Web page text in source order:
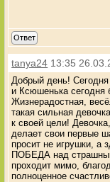
Ответ
tanya24 13:35
Добрый день!
и Ксюшенька сегодня
Жизнерадостная,
такая сильная
к своей цели!
делает свои первые
просит не игрушки, а
ПОБЕДА над
проходит мимо,
полноценное